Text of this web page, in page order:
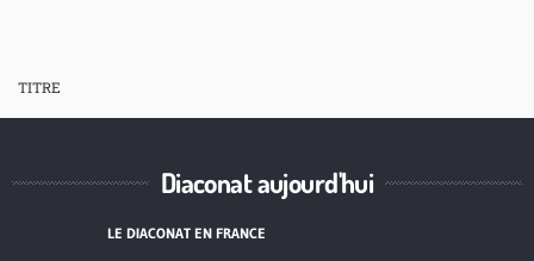
TITRE
Diaconat aujourd'hui
LE DIACONAT EN FRANCE